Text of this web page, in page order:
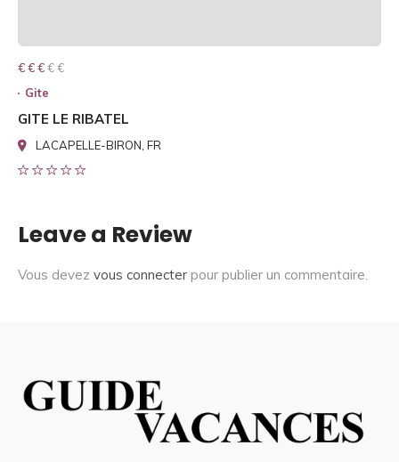
€ € € € €
€ € €
Gite
GITE LE RIBATEL
LACAPELLE-BIRON, FR
Leave a Review
Vous devez vous connecter pour publier un commentaire.